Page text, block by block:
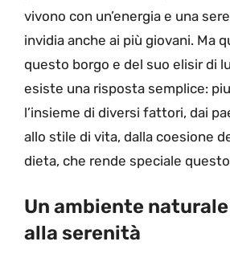
vivono con un’energia e una
invidia anche ai più giovani. Ma
questo borgo e del suo elisir di
esiste una risposta semplice:
l’insieme di diversi fattori, dai
allo stile di vita, dalla coesione
dieta, che rende speciale
Un ambiente
alla serenità